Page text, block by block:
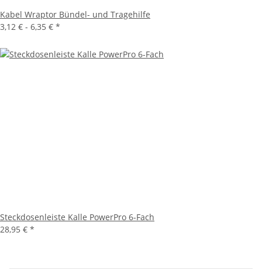
Kabel Wraptor Bündel- und Tragehilfe
3,12 € - 6,35 € *
Steckdosenleiste Kalle PowerPro 6-Fach
28,95 € *